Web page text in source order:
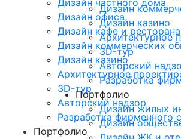
Дизайн частного дома
Дизайн офиса
Дизайн кафе и ресторана
Дизайн коммерческих
Дизайн казино
Архитектурное
3D-тур
Авторский надзор
Разработка фирменного
Портфолио
Дизайн
Дизайн казино
Архитектурное
3D-тур
Авторский
Разработка
Портфолио
Дизайн жилых
Дизайн